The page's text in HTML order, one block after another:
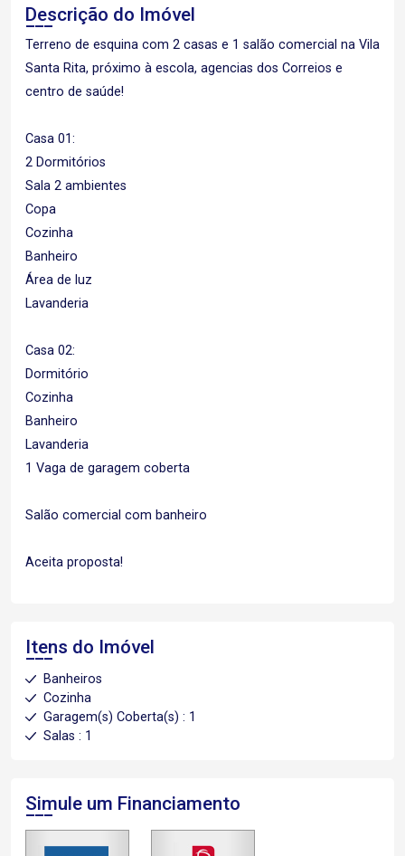
Descrição do Imóvel
Terreno de esquina com 2 casas e 1 salão comercial na Vila
Santa Rita, próximo à escola, agencias dos Correios e
centro de saúde!
Casa 01:
2 Dormitórios
Sala 2 ambientes
Copa
Cozinha
Banheiro
Área de luz
Lavanderia
Casa 02:
Dormitório
Cozinha
Banheiro
Lavanderia
1 Vaga de garagem coberta
Salão comercial com banheiro
Aceita proposta!
Itens do Imóvel
Banheiros
Cozinha
Garagem(s) Coberta(s) : 1
Salas : 1
Simule um Financiamento